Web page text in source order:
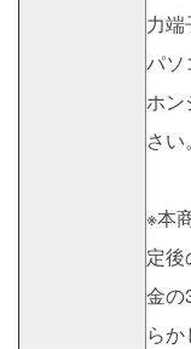
力端
パソ
ホン
さい。
※本
定
金の
らか